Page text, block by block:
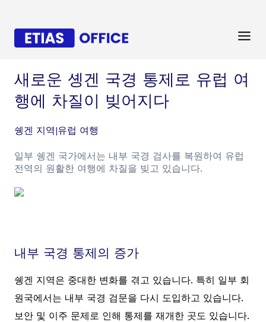
새로운 솅겐 국경 통제로 유럽 여
행에 차질이 빚어지다
쉥겐 지역|유럽 여행
일부 쉥겐 국가에서는 내부 국경 검사를 복원하여 유럽
전역의 원활한 여행에 차질을 빚고 있습니다.
내부 국경 통제의 증가
쉥겐 지역은 중대한 변화를 겪고 있습니다. 특히 일부 회
원국에서는 내부 국경 검문을 다시 도입하고 있습니다.
보안 및 이주 문제로 인해 통제를 재개한 곳도 있습니다.